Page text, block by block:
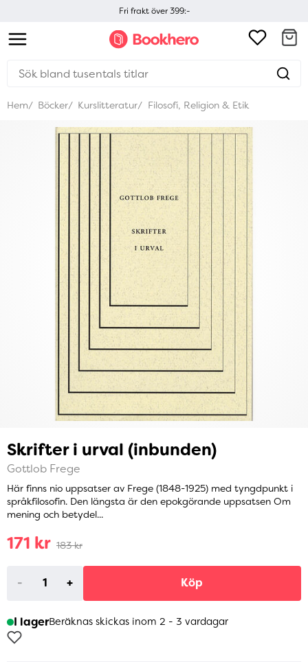
Fri frakt över 399:-
Hem Böcker Kurslitteratur Filosofi, Religion & Etik
Skrifter i urval (inbunden)
Gottlob Frege
Här finns nio uppsatser av Frege (1848-1925) med tyngdpunkt i
språkfilosofin. Den längsta är den epokgörande uppsatsen Om
mening och betydel...
171 kr 183 kr
- + Köp
I lagerBeräknas skickas inom 2 - 3 vardagar